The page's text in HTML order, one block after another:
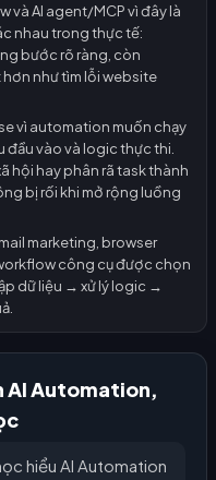
và AI agent/MCP vì đây là
nhau trong thực tế:
bước rõ ràng, còn
như tìm lỗi website
vì automation muốn chạy
đầu vào và logic thực thi.
hội hay phân rã task thành
bị rối khi mở rộng luồng
marketing, browser
công cụ được chọn
dữ liệu → xử lý logic →
AI Automation,
hiểu AI Automation